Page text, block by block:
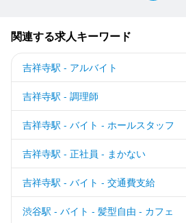
関連する求人キーワード
吉祥寺駅 - アルバイト
吉祥寺駅 - 調理師
吉祥寺駅 - バイト - ホールスタッフ
吉祥寺駅 - 正社員 - まかない
吉祥寺駅 - バイト - 交通費支給
渋谷駅 - バイト - 髪型自由 - カフェ